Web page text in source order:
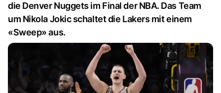
die Denver Nuggets im Final der NBA. Das Team
um Nikola Jokic schaltet die Lakers mit einem
«Sweep» aus.